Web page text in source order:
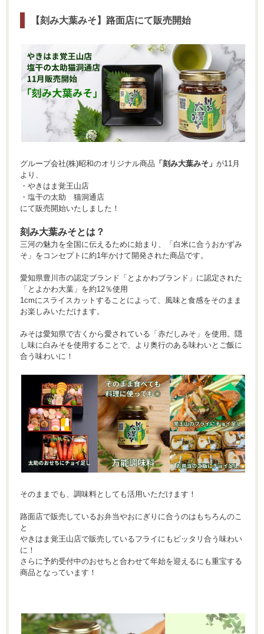
【刻み大葉みそ】路面店にて販売開始
グループ会社(株)昭和のオリジナル商品 「刻み大葉みそ」 が11月
より、
・やきはま覚王山店
・塩干の太助 猫洞通店
にて販売開始いたしました！
刻み大葉みそとは？
三河の魅力を全国に伝えるために始まり、「白米に合うおかずみ
そ」をコンセプトに約1年かけて開発された商品です。
愛知県豊川市の認定ブランド「とよかわブランド」に認定された
「とよかわ大葉」を約12％使用
1cmにスライスカットすることによって、風味と食感をそのまま
お楽しみいただけます。
みそは愛知県で古くから愛されている「赤だしみそ」を使用。隠
し味に白みそを使用することで、より奥行のある味わいとご飯に
合う味わいに！
そのままでも、調味料としても活用いただけます！
路面店で販売しているお弁当やおにぎりに合うのはもちろんのこ
と
やきはま覚王山店で販売しているフライにもピッタリ合う味わい
に！
さらに予約受付中のおせちと合わせて年始を迎えるにも重宝する
商品となっています！